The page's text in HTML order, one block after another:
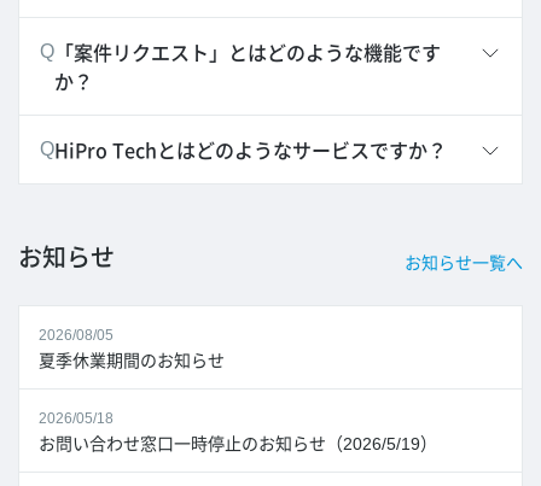
Q
「案件リクエスト」とはどのような機能です
か？
QHiPro Techとはどのようなサービスですか？
お知らせ お知らせ一覧へ
2026/08/05
夏季休業期間のお知らせ
2026/05/18
お問い合わせ窓口一時停止のお知らせ（2026/5/19）